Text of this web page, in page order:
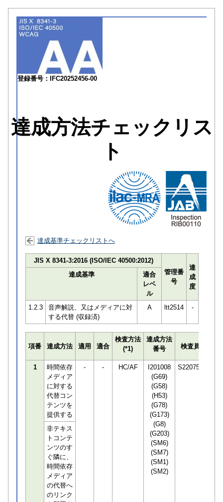
登録番号：IFC20252456-00
達成方法チェックリス
ト
達成基準チェックリストへ
JIS X 8341-3:2016 (ISO/IEC 40500:2012)
管理番
号
達
成
度
達成基準
適合
レベ
ル
1.2.3
音声解説、又はメディアに対
する代替 (収録済)
A ltt2514 -
項番 達成方法 適用 適合
検査方法
(*1)
達成方法
番号
検査員
1
時間依存
メディア
に対する
代替コン
テンツを
提供する
- - HC/AF
I201008
(G69)
(G58)
(H53)
(G78)
(G173)
(G8)
(G203)
(SM6)
(SM7)
(SM1)
(SM2)
S220751
非テキス
トコンテ
ンツのす
ぐ隣に、
時間依存
メディア
の代替へ
のリンク